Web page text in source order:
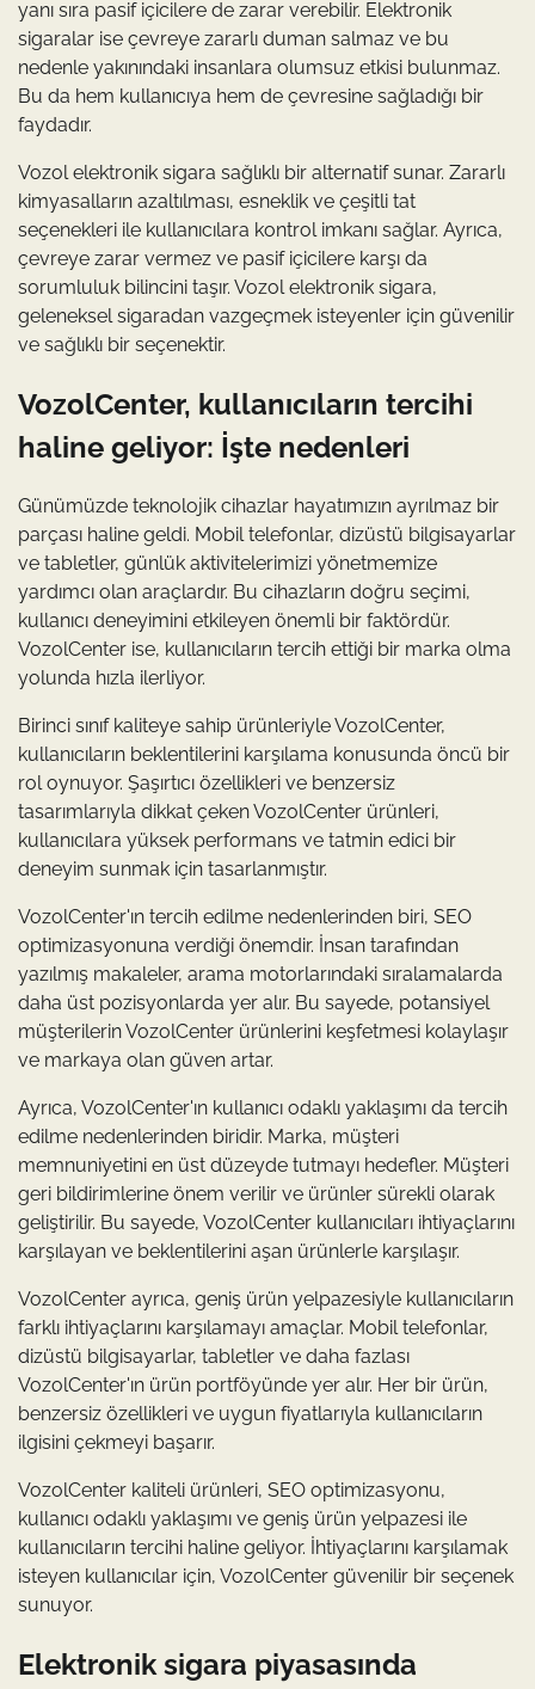
yanı sıra pasif içicilere de zarar verebilir. Elektronik
sigaralar ise çevreye zararlı duman salmaz ve bu
nedenle yakınındaki insanlara olumsuz etkisi bulunmaz.
Bu da hem kullanıcıya hem de çevresine sağladığı bir
faydadır.
Vozol elektronik sigara sağlıklı bir alternatif sunar. Zararlı
kimyasalların azaltılması, esneklik ve çeşitli tat
seçenekleri ile kullanıcılara kontrol imkanı sağlar. Ayrıca,
çevreye zarar vermez ve pasif içicilere karşı da
sorumluluk bilincini taşır. Vozol elektronik sigara,
geleneksel sigaradan vazgeçmek isteyenler için güvenilir
ve sağlıklı bir seçenektir.
VozolCenter, kullanıcıların tercihi
haline geliyor: İşte nedenleri
Günümüzde teknolojik cihazlar hayatımızın ayrılmaz bir
parçası haline geldi. Mobil telefonlar, dizüstü bilgisayarlar
ve tabletler, günlük aktivitelerimizi yönetmemize
yardımcı olan araçlardır. Bu cihazların doğru seçimi,
kullanıcı deneyimini etkileyen önemli bir faktördür.
VozolCenter ise, kullanıcıların tercih ettiği bir marka olma
yolunda hızla ilerliyor.
Birinci sınıf kaliteye sahip ürünleriyle VozolCenter,
kullanıcıların beklentilerini karşılama konusunda öncü bir
rol oynuyor. Şaşırtıcı özellikleri ve benzersiz
tasarımlarıyla dikkat çeken VozolCenter ürünleri,
kullanıcılara yüksek performans ve tatmin edici bir
deneyim sunmak için tasarlanmıştır.
VozolCenter'ın tercih edilme nedenlerinden biri, SEO
optimizasyonuna verdiği önemdir. İnsan tarafından
yazılmış makaleler, arama motorlarındaki sıralamalarda
daha üst pozisyonlarda yer alır. Bu sayede, potansiyel
müşterilerin VozolCenter ürünlerini keşfetmesi kolaylaşır
ve markaya olan güven artar.
Ayrıca, VozolCenter'ın kullanıcı odaklı yaklaşımı da tercih
edilme nedenlerinden biridir. Marka, müşteri
memnuniyetini en üst düzeyde tutmayı hedefler. Müşteri
geri bildirimlerine önem verilir ve ürünler sürekli olarak
geliştirilir. Bu sayede, VozolCenter kullanıcıları ihtiyaçlarını
karşılayan ve beklentilerini aşan ürünlerle karşılaşır.
VozolCenter ayrıca, geniş ürün yelpazesiyle kullanıcıların
farklı ihtiyaçlarını karşılamayı amaçlar. Mobil telefonlar,
dizüstü bilgisayarlar, tabletler ve daha fazlası
VozolCenter'ın ürün portföyünde yer alır. Her bir ürün,
benzersiz özellikleri ve uygun fiyatlarıyla kullanıcıların
ilgisini çekmeyi başarır.
VozolCenter kaliteli ürünleri, SEO optimizasyonu,
kullanıcı odaklı yaklaşımı ve geniş ürün yelpazesi ile
kullanıcıların tercihi haline geliyor. İhtiyaçlarını karşılamak
isteyen kullanıcılar için, VozolCenter güvenilir bir seçenek
sunuyor.
Elektronik sigara piyasasında